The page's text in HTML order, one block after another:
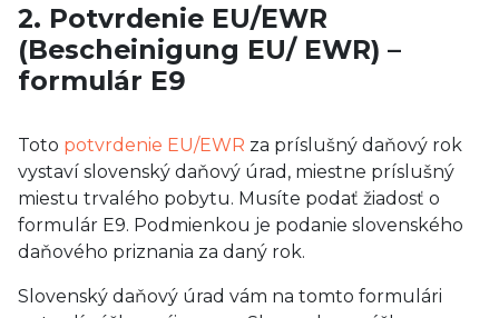
2. Potvrdenie EU/EWR
(Bescheinigung EU/ EWR) –
formulár E9
Toto potvrdenie EU/EWR za príslušný daňový rok
vystaví slovenský daňový úrad, miestne príslušný
miestu trvalého pobytu. Musíte podať žiadosť o
formulár E9. Podmienkou je podanie slovenského
daňového priznania za daný rok.
Slovenský daňový úrad vám na tomto formulári